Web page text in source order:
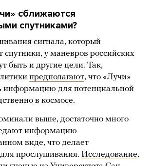
сближаются
спутниками?
сигнала, который
спутники, у маневров российских
быть и другие цели. Так,
предполагают, что «Лучи»
информацию для потенциальной
в космосе.
выше, достаточно много
информацию
виде, что делает
прослушивания. Исследование,